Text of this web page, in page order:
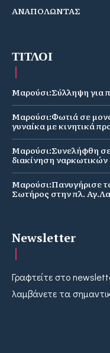
ΑΝΑΠΟΛΩΝΤΑΣ
ΤΙΤΛΟΙ
Μαρούσι:Σύλληψη για
Μαρούσι:Φωτιά σε
γυναίκα με κινητικά
Μαρούσι:Συνελήφθη σε
διακίνηση ναρκωτικών
Μαρούσι:Πανυγήρισε
Σωτήρος στην πλ.
Newsletter
Γραφτείτε στο
λαμβάνετε τα